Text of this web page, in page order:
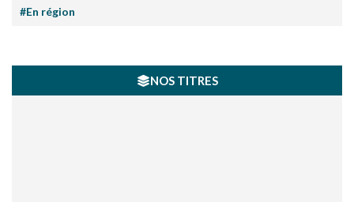
#En région
NOS TITRES